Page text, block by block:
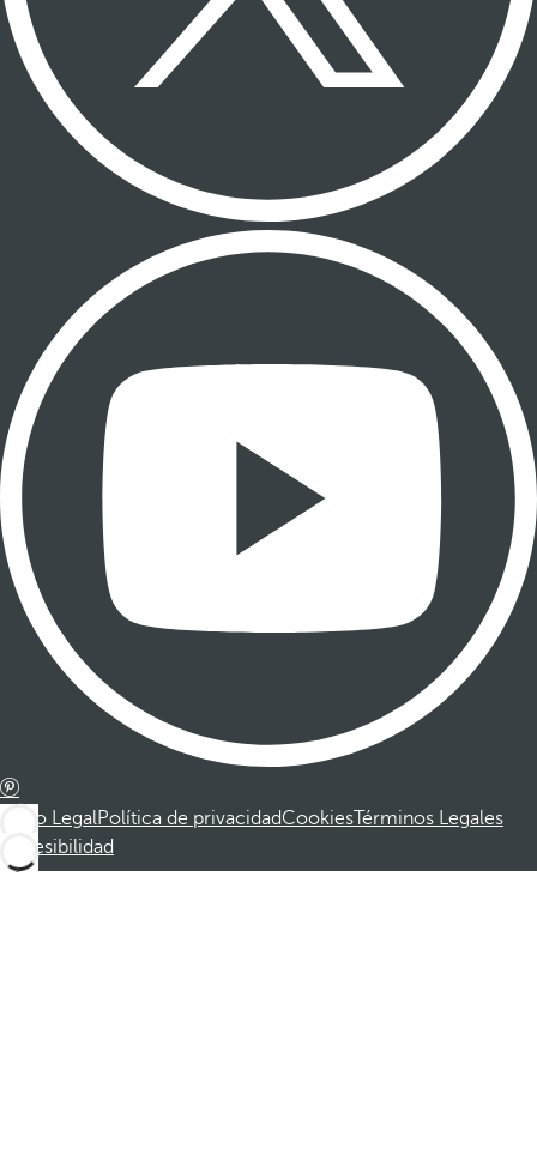
Aviso LegalPolítica de privacidadCookiesTérminos Legales
Accesibilidad